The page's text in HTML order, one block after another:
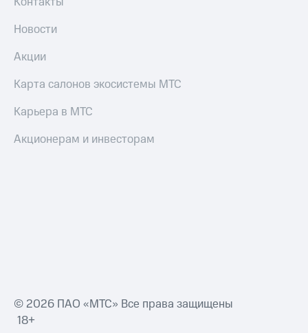
Новости
Акции
Карта салонов экосистемы МТС
Карьера в МТС
Акционерам и инвесторам
© 2026 ПАО «МТС» Все права защищены
18+